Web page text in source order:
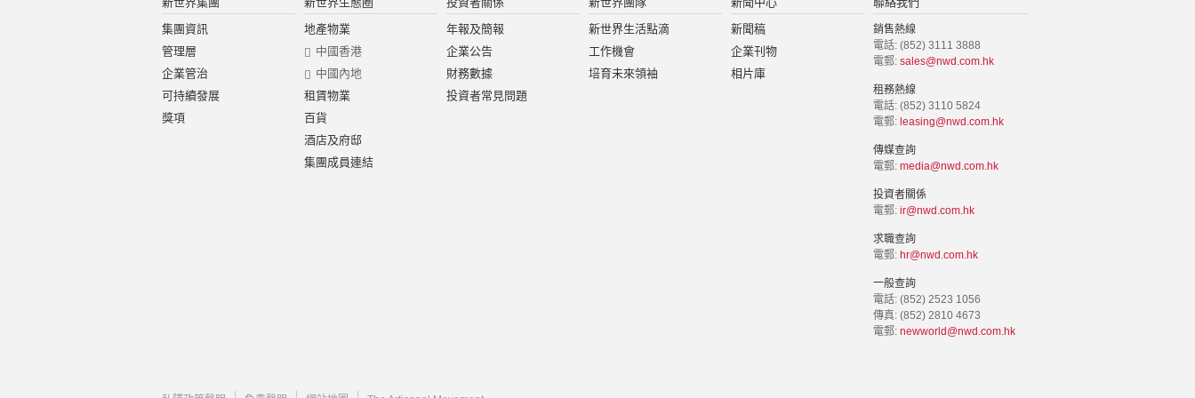
集團資訊
管理層
企業管治
可持續發展
獎項
地產物業
中國香港
中國內地
租賃物業
百貨
酒店及府邸
集團成員連結
年報及簡報
企業公告
財務數據
投資者常見問題
新世界生活點滴
工作機會
培育未來領袖
新聞稿
企業刊物
相片庫
銷售熱線
電話: (852) 3111 3888
電郵: sales@nwd.com.hk
租務熱線
電話: (852) 3110 5824
電郵: leasing@nwd.com.hk
傳媒查詢
電郵: media@nwd.com.hk
投資者關係
電郵: ir@nwd.com.hk
求職查詢
電郵: hr@nwd.com.hk
一般查詢
電話: (852) 2523 1056
傳真: (852) 2810 4673
電郵: newworld@nwd.com.hk